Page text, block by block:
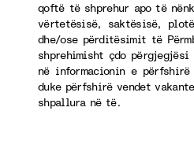
qoftë të shprehur apo të
vërtetësisë, saktësisë,
dhe/ose përditësimit të
shprehimisht çdo përgjegjësi
në informacionin e
duke përfshirë vendet
shpallura në të.